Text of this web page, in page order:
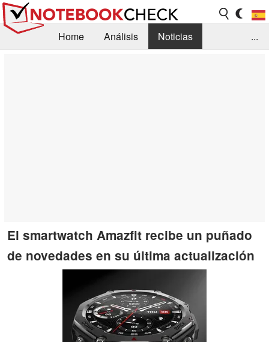
Home Análisis
Noticias
...
El smartwatch Amazfit recibe un puñado
de novedades en su última actualización